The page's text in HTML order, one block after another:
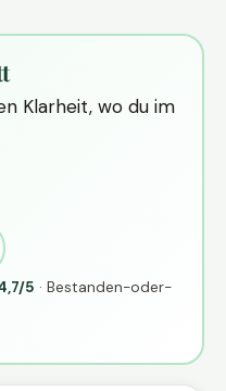
Klarheit, wo du im
5 · Bestanden-oder-